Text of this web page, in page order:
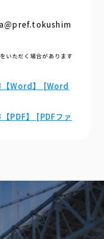
いただく場合があります
【Word】 [Word
PDF】 [PDFファ